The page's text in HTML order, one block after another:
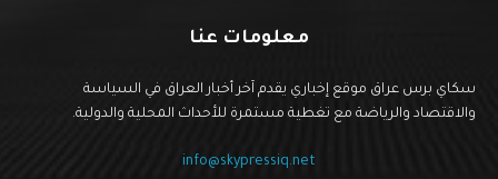
معلومات عنا
سكاي برس عراق موقع إخباري يقدم آخر أخبار العراق في السياسة
والاقتصاد والرياضة مع تغطية مستمرة للأحداث المحلية والدولية.
info@skypressiq.net